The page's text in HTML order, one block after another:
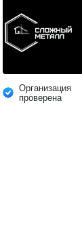
Организация
проверена